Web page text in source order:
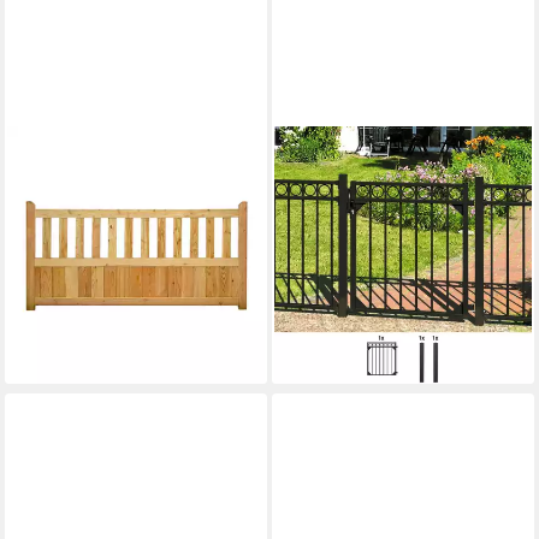
Lärche – Naturbelassen, (Set,
Ohne Pfosten, 180x90 cm),
Vorgartenzaun, Lärche
ab 139,95 €
159,95 €
ALBERTS
Zauneinzeltür Circle, Breite:
96,5 cm, Höhe: 100 und 120
cm, versch. Farben
ab 470,35 € UVP529,00 €
-11%
lieferbar - in 2-3 Werktagen bei dir